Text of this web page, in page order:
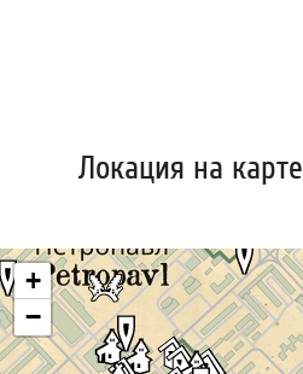
Локация на карте
+
−